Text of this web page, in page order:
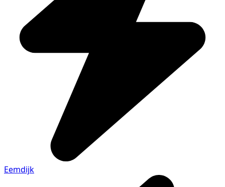
Eemdijk